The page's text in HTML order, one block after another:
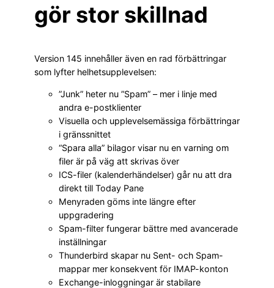
gör stor skillnad
Version 145 innehåller även en rad förbättringar
som lyfter helhetsupplevelsen:
”Junk” heter nu ”Spam” – mer i linje med
andra e-postklienter
Visuella och upplevelsemässiga förbättringar
i gränssnittet
“Spara alla” bilagor visar nu en varning om
filer är på väg att skrivas över
ICS-filer (kalenderhändelser) går nu att dra
direkt till Today Pane
Menyraden göms inte längre efter
uppgradering
Spam-filter fungerar bättre med avancerade
inställningar
Thunderbird skapar nu Sent- och Spam-
mappar mer konsekvent för IMAP-konton
Exchange-inloggningar är stabilare